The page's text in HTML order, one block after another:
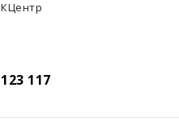
КЦентр
123 117